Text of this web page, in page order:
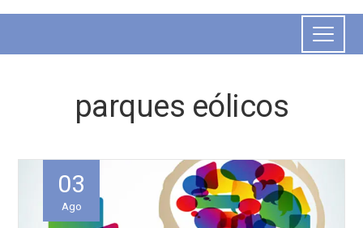
parques eólicos
03
Ago